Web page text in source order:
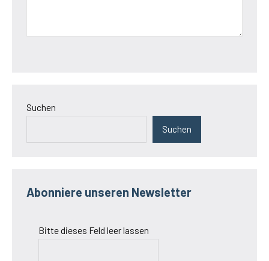
Suchen
Suchen
Abonniere unseren Newsletter
Bitte dieses Feld leer lassen